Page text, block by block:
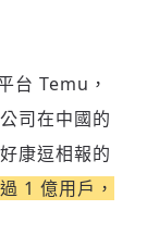
台 Temu，
司在中國的
康逗相報的
1 億用戶，
，讓
容、
受不
宗教、
恐